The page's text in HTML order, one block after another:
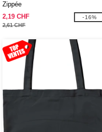
Zippée
2,19 CHF
2,61 CHF
-16%